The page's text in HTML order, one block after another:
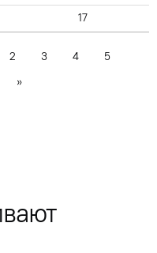
17
2 3 4
5
»